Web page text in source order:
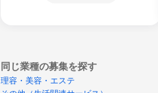
同じ業種の募集を探す
理容・美容・エステ